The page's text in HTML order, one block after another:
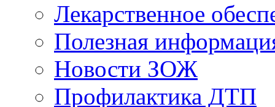
Лекарственное
Полезная
Новости ЗОЖ
Профилактика ДТП